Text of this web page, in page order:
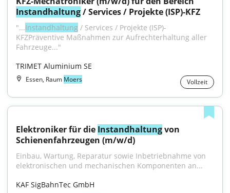
Instandhaltung / Services / Projekte (ISP)-KFZ
"...Instandhaltung / Services / Projekte (ISP)-
KFZPräventive Maßnahmen zur Aufrechterhaltung aller
Fahrzeuge..."
TRIMET Aluminium SE
Essen, Raum Moers Vollzeit
Elektroniker für die Instandhaltung von
Schienenfahrzeugen (m/w/d)
Einbau, Wartung, Reparatur sowie Inbetriebnahme von
elektronischen und mechanischen Komponenten an...
KAF SigBahnTec GmbH